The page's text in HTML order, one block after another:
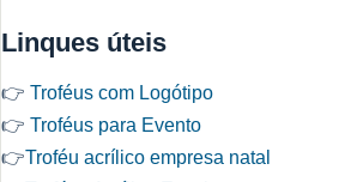
Linques úteis
👉 Troféus com Logótipo
👉 Troféus para Evento
👉Troféu acrílico empresa natal